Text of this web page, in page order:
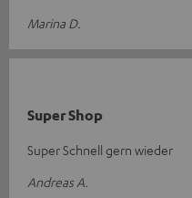
Marina D.
Super Shop
Super Schnell gern wieder
Andreas A.